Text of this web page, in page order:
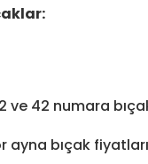
ve 42 numara
ayna bıçak fiyatları